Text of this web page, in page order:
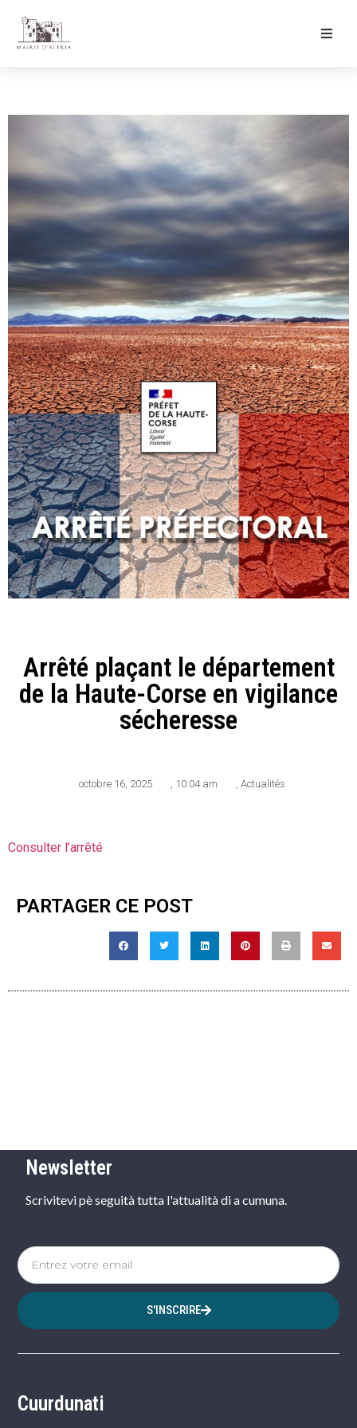
Culture & Loisirs
Mon Quotidien
Arrêté plaçant le département
de la Haute-Corse en vigilance
sécheresse
octobre 16, 2025 , 10:04 am , Actualités
Consulter l’arrêté
PARTAGER CE POST
Newsletter
Scrivitevi pè seguità tutta l'attualità di a cumuna.
S'INSCRIRE
Cuurdunati